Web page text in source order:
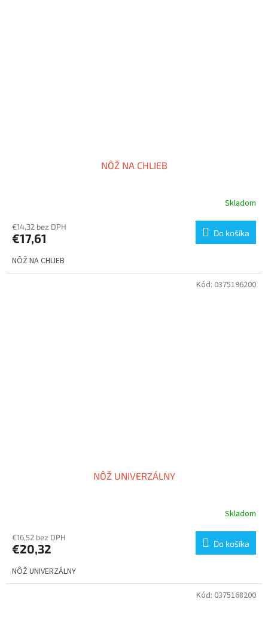
NÔŽ NA CHLIEB
Skladom
€14,32 bez DPH
€17,61 Do košíka
NÔŽ NA CHLIEB
NÔŽ UNIVERZÁLNY
Skladom
€16,52 bez DPH
€20,32 Do košíka
NÔŽ UNIVERZÁLNY
Kód: 0375196200
Kód: 0375168200